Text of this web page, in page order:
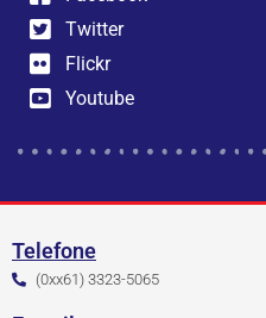
Twitter
Flickr
Youtube
Telefone
(0xx61) 3323-5065